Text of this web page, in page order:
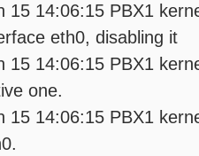
15 14:06:15 PBX1
eth0, disabling it
15 14:06:15 PBX1
one.
15 14:06:15 PBX1